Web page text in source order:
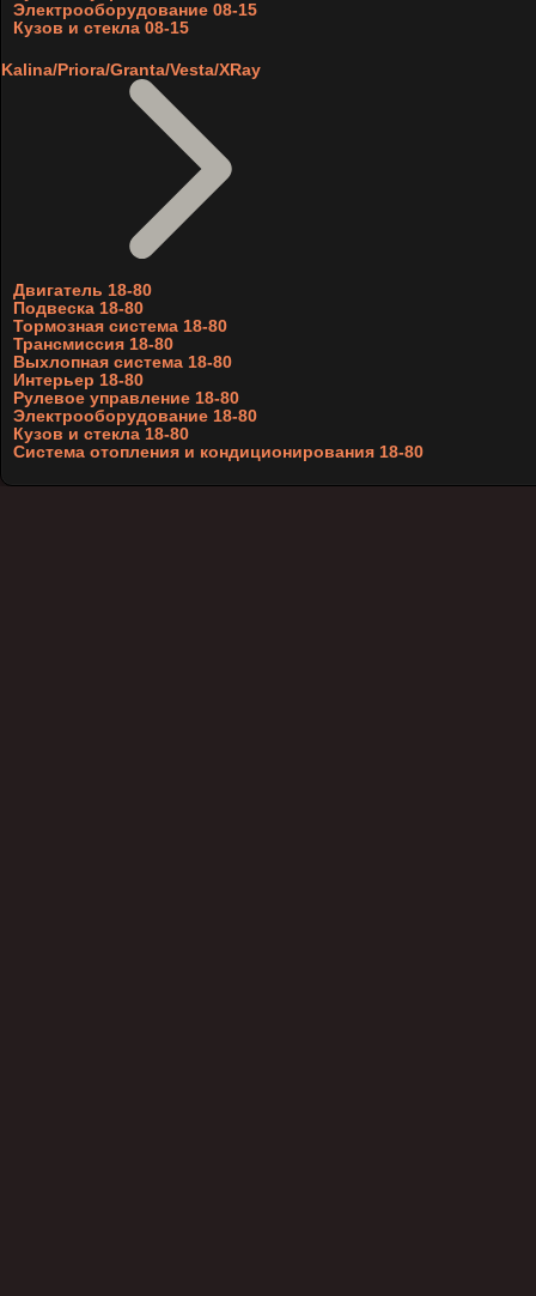
Электрооборудование 08-15
Кузов и стекла 08-15
Kalina/Priora/Granta/Vesta/XRay
Двигатель 18-80
Подвеска 18-80
Тормозная система 18-80
Трансмиссия 18-80
Выхлопная система 18-80
Интерьер 18-80
Рулевое управление 18-80
Электрооборудование 18-80
Кузов и стекла 18-80
Система отопления и кондиционирования 18-80